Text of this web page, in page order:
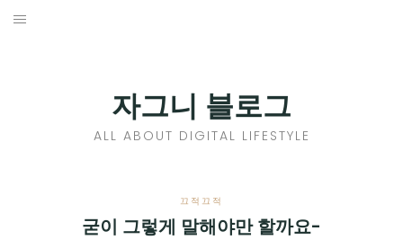
Skip
자그니 블로그
ALL ABOUT DIGITAL LIFESTYLE
끄적끄적
굳이 그렇게 말해야만 할까요-
CHILD
디지털트렌드